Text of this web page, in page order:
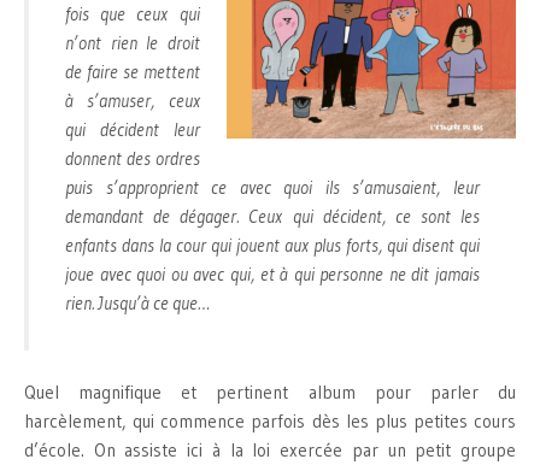
fois que ceux qui
n’ont rien le droit
de faire se mettent
à s’amuser, ceux
qui décident leur
donnent des ordres
puis s’approprient ce avec quoi ils s’amusaient, leur
demandant de dégager. Ceux qui décident, ce sont les
enfants dans la cour qui jouent aux plus forts, qui disent qui
joue avec quoi ou avec qui, et à qui personne ne dit jamais
rien. Jusqu’à ce que…
Quel magnifique et pertinent album pour parler du
harcèlement, qui commence parfois dès les plus petites cours
d’école. On assiste ici à la loi exercée par un petit groupe